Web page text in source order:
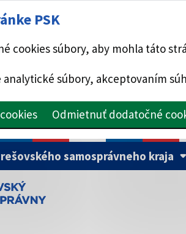
PSK
cookies súbory, aby mohla táto
analytické súbory, akceptovaním
Odmietnuť dodatočné
samosprávneho kraja
oficiálna
stránka Prešovského